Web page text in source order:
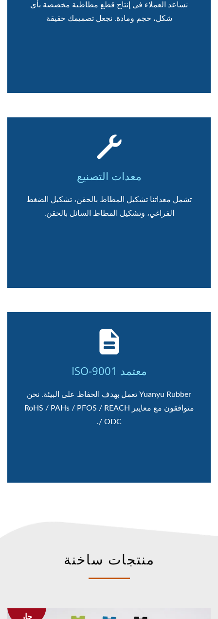
نساعد العملاء في إنتاج قطع مطاطية مخصصة بأي
شكل، حجم ومادة. نجعل تصميمك حقيقة
معدات التصنيع
تشمل معداتنا تشكيل المطاط بالحقن، تشكيل الضغط
الفراغي، وتشكيل المطاط السائل بالحقن.
معتمد ISO-9001
Yuanyu Rubber تعمل بهدف الحفاظ على البيئة. نحن
متوافقون مع معايير RoHS / PAHs / PFOS / REACH
/ ODC.
منتجات ساخنة
حار